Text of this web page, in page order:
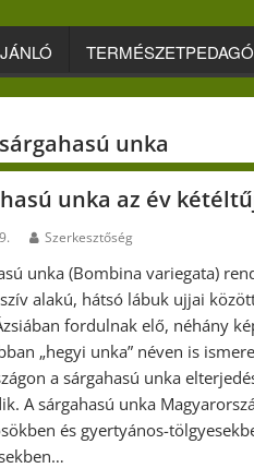
sárgahasú unka
unka az év
Szerkesztőség
unka (Bombina variegata)
alakú, hátsó lábuk ujjai
fordulnak elő, néhány
„hegyi unka” néven is
a sárgahasú unka
A sárgahasú unka
és gyertyános-